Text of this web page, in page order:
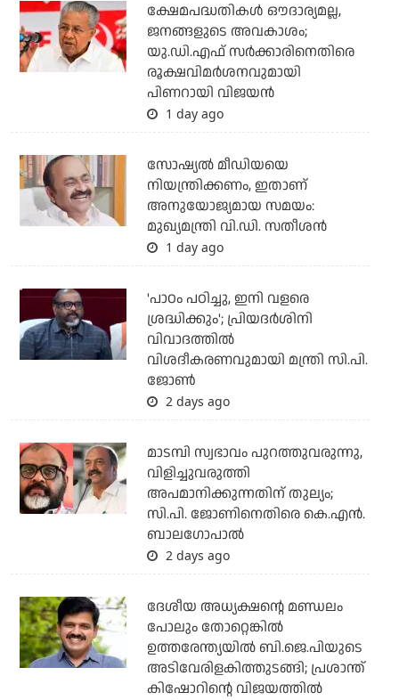
ക്ഷേമപദ്ധതികള്‍ ഔദാര്യമല്ല,
ജനങ്ങളുടെ അവകാശം;
യു.ഡി.എഫ് സര്‍ക്കാരിനെതിരെ
രൂക്ഷവിമര്‍ശനവുമായി
പിണറായി വിജയന്‍
1 day ago
സോഷ്യല്‍ മീഡിയയെ
നിയന്ത്രിക്കണം, ഇതാണ്
അനുയോജ്യമായ സമയം:
മുഖ്യമന്ത്രി വി.ഡി. സതീശന്‍
1 day ago
'പാഠം പഠിച്ചു, ഇനി വളരെ
ശ്രദ്ധിക്കും'; പ്രിയദര്‍ശിനി
വിവാദത്തില്‍
വിശദീകരണവുമായി മന്ത്രി സി.പി.
ജോണ്‍
2 days ago
മാടമ്പി സ്വഭാവം പുറത്തുവരുന്നു,
വിളിച്ചുവരുത്തി
അപമാനിക്കുന്നതിന് തുല്യം;
സി.പി. ജോണിനെതിരെ കെ.എന്‍.
ബാലഗോപാല്‍
2 days ago
ദേശീയ അധ്യക്ഷന്റെ മണ്ഡലം
പോലും തോറ്റെങ്കില്‍
ഉത്തരേന്ത്യയില്‍ ബി.ജെ.പിയുടെ
അടിവേരിളകിത്തുടങ്ങി; പ്രശാന്ത്
കിഷോറിന്റെ വിജയത്തില്‍